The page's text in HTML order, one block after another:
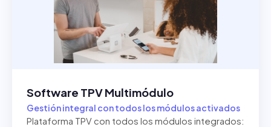
Software TPV Multimódulo
Gestión integral con todos los módulos activados
Plataforma TPV con todos los módulos integrados: